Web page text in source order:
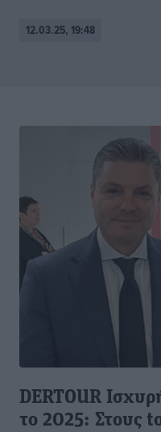
12.03.25, 19:48
DERTOUR
το 2025: Στους